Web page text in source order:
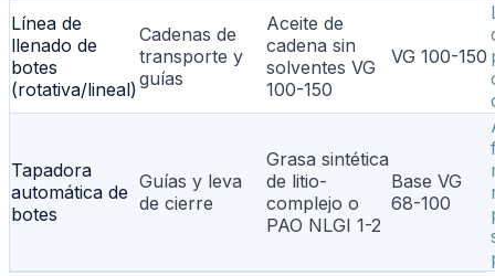
Línea de
llenado de
botes
(rotativa/lineal)
Cadenas de
transporte y
guías
Aceite de
cadena sin
solventes VG
100-150
VG 100-150
Tapadora
automática de
botes
Guías y leva
de cierre
Grasa sintética
de litio-
complejo o
PAO NLGI 1-2
Base VG
68-100